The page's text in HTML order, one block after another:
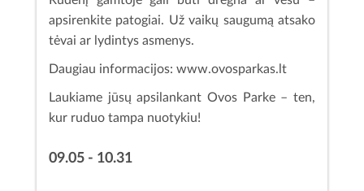
apsirenkite patogiai. Už vaikų saugumą atsako
tėvai ar lydintys asmenys.
Daugiau informacijos: www.ovosparkas.lt
Laukiame jūsų apsilankant Ovos Parke – ten,
kur ruduo tampa nuotykiu!
09.05 - 10.31